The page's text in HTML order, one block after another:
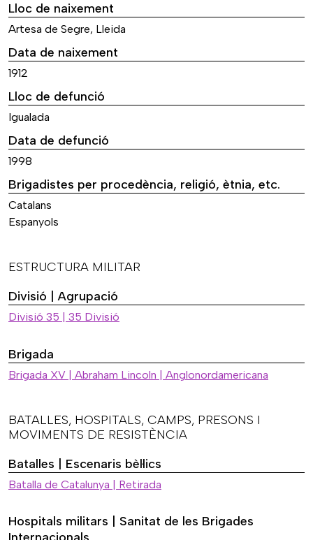
Lloc de naixement
Artesa de Segre, Lleida
Data de naixement
1912
Lloc de defunció
Igualada
Data de defunció
1998
Brigadistes per procedència, religió, ètnia, etc.
Catalans
Espanyols
ESTRUCTURA MILITAR
Divisió | Agrupació
Divisió 35 | 35 Divisió
Brigada
Brigada XV | Abraham Lincoln | Anglonordamericana
BATALLES, HOSPITALS, CAMPS, PRESONS I
MOVIMENTS DE RESISTÈNCIA
Batalles | Escenaris bèl·lics
Batalla de Catalunya | Retirada
Hospitals militars | Sanitat de les Brigades